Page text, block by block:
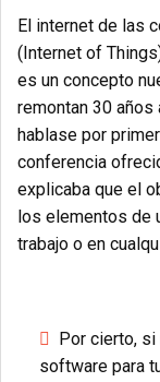
El internet de las
(Internet of
es un concepto
remontan 30 años
hablase por
conferencia
explicaba que el
los elementos de
trabajo o en
Por cierto,
software para